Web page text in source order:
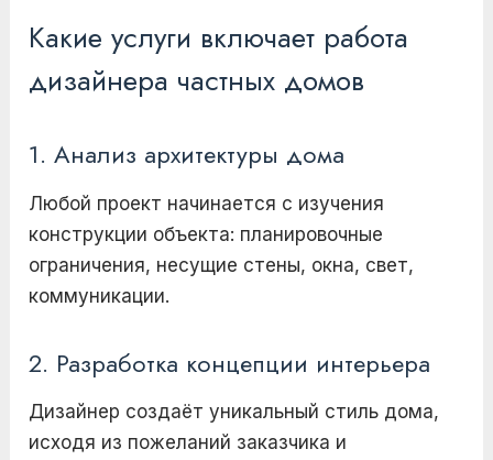
Какие услуги включает работа
дизайнера частных домов
1. Анализ архитектуры дома
Любой проект начинается с изучения
конструкции объекта: планировочные
ограничения, несущие стены, окна, свет,
коммуникации.
2. Разработка концепции интерьера
Дизайнер создаёт уникальный стиль дома,
исходя из пожеланий заказчика и